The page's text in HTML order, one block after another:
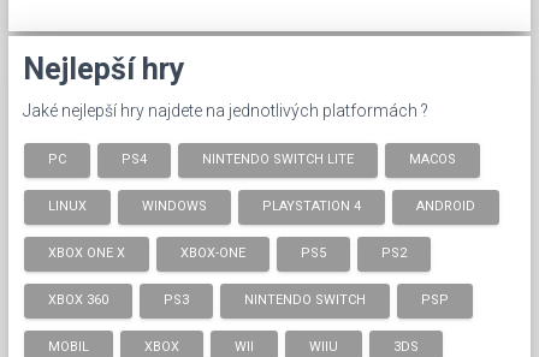
Nejlepší hry
Jaké nejlepší hry najdete na jednotlivých platformách ?
PC PS4 NINTENDO SWITCH LITE MACOS
LINUX WINDOWS PLAYSTATION 4 ANDROID
XBOX ONE X XBOX-ONE PS5 PS2
XBOX 360 PS3 NINTENDO SWITCH PSP
MOBIL XBOX WII WIIU 3DS